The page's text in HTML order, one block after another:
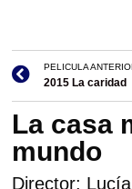
PELICULA
2015 La caridad
La casa
mundo
Director: